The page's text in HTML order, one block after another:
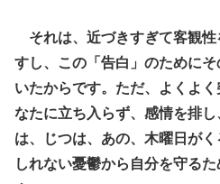
それは、近づきすぎて客観性
すし、この「告白」のために
いたからです。ただ、よくよ
なたに立ち入らず、感情を排
は、じつは、あの、木曜日が
しれない憂鬱から自分を守る